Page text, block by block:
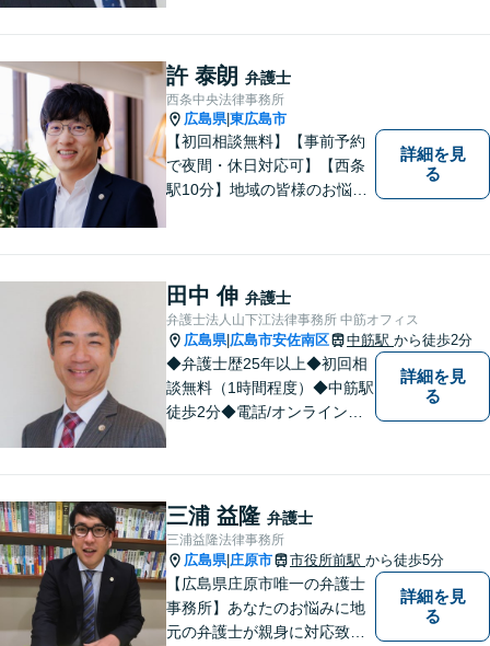
しにくいことも安心してご相
談ください。あなたの気持ち
に寄り添い、丁寧にお応えし
ます。
許 泰朗 弁護士
西条中央法律事務所
広島県|東広島市
【初回相談無料】【事前予約
で夜間・休日対応可】【西条
駅10分】地域の皆様のお悩み
相続など、お一人で抱えず是
非ご相談にいらしてくださ
い。
詳細を見
る
田中 伸 弁護士
弁護士法人山下江法律事務所 中筋オフィス
広島県| 広島市安佐南区 中筋駅 から徒歩2分
◆弁護士歴25年以上◆初回相
談無料（1時間程度）◆中筋駅
徒歩2分◆電話/オンライン相
地域の皆様に寄り添い、地域
密着型の法律事務所としてよ
り身近な法的サービスを提供
します。
詳細を見
る
三浦 益隆 弁護士
三浦益隆法律事務所
広島県| 庄原市 市役所前駅 から徒歩5分
【広島県庄原市唯一の弁護士
事務所】あなたのお悩みに地
元の弁護士が親身に対応致し
詳細を見
る